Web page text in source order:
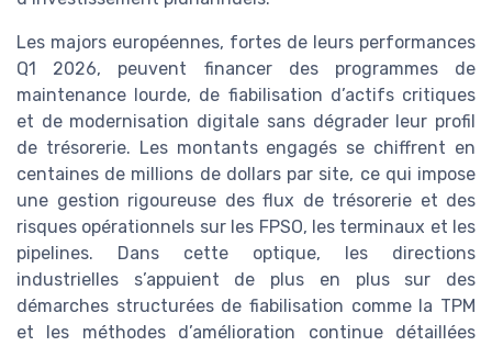
Les majors européennes, fortes de leurs performances
Q1 2026, peuvent financer des programmes de
maintenance lourde, de fiabilisation d’actifs critiques
et de modernisation digitale sans dégrader leur profil
de trésorerie. Les montants engagés se chiffrent en
centaines de millions de dollars par site, ce qui impose
une gestion rigoureuse des flux de trésorerie et des
risques opérationnels sur les FPSO, les terminaux et les
pipelines. Dans cette optique, les directions
industrielles s’appuient de plus en plus sur des
démarches structurées de fiabilisation comme la TPM
et les méthodes d’amélioration continue détaillées